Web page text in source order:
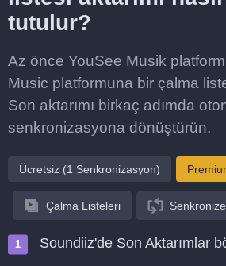
tutulur?
Az önce YouSee Musik
Music platformuna bir çalma
Son aktarımı birkaç adımda
senkronizasyona dönüştürün.
Ücretsiz (1 Senkronizasyon)
Çalma Listeleri
Soundiiz'de Son Aktarımlar